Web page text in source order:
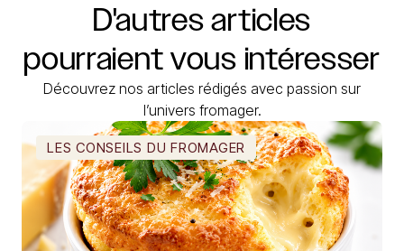
D'autres articles
pourraientvous intéresser
Découvrez nos articles rédigés avec passion sur
l’univers fromager.
LES CONSEILS DU FROMAGER